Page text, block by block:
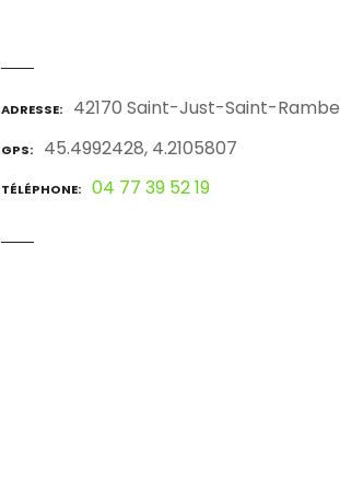
ADRESSE 42170 Saint-Just-Saint-
GPS 45.4992428, 4.2105807
TÉLÉPHONE 04 77 39 52 19